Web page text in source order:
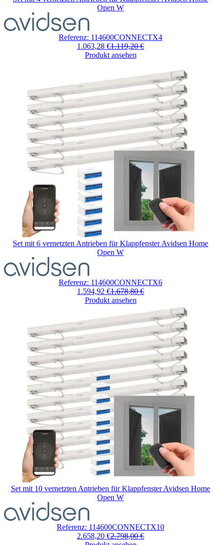
Open W
hängt
von
den
auf
Produktseite
gewählten
Optionen
ab
Referenz: 114600CONNECTX4
1.063,28 €1.119,20 €
Produkt ansehen
Set mit 6 vernetzten Antrieben für Klappfenster Avidsen Home
Open W
hängt
von
den
auf
Produktseite
gewählten
Optionen
Referenz: 114600CONNECTX6
1.594,92 €1.678,80 €
Produkt ansehen
Set mit 10 vernetzten Antrieben für Klappfenster Avidsen Home
Open W
hängt
von
den
Referenz: 114600CONNECTX10
2.658,20 €2.798,00 €